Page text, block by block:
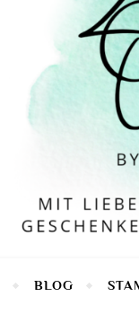
BLOG